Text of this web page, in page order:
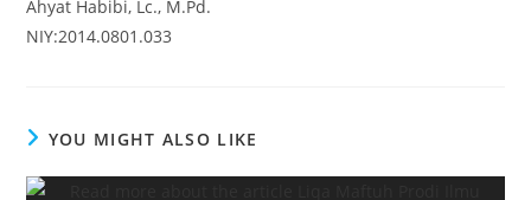
Ahyat Habibi, Lc., M.Pd.
NIY:2014.0801.033
YOU MIGHT ALSO LIKE